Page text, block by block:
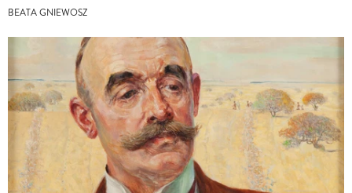
BEATA GNIEWOSZ